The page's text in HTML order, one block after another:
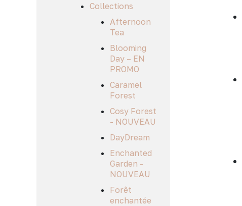
Collections
Afternoon
Tea
Blooming
Day – EN
PROMO
Caramel
Forest
Cosy Forest
- NOUVEAU
DayDream
Enchanted
Garden -
NOUVEAU
Forêt
enchantée